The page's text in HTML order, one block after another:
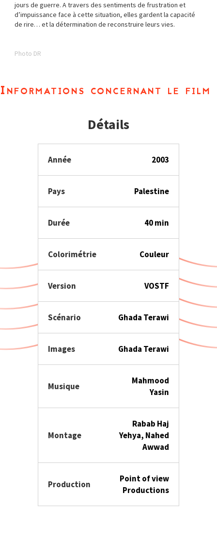
jours de guerre. A travers des sentiments de frustration et
d’impuissance face à cette situation, elles gardent la capacité
de rire… et la détermination de reconstruire leurs vies.
Photo DR
Informations concernant le film
Détails
Année 2003
Pays Palestine
Durée 40 min
Colorimétrie Couleur
Version VOSTF
Scénario Ghada Terawi
Images Ghada Terawi
Musique
Mahmood
Yasin
Montage
Rabab Haj
Yehya, Nahed
Awwad
Production
Point of view
Productions